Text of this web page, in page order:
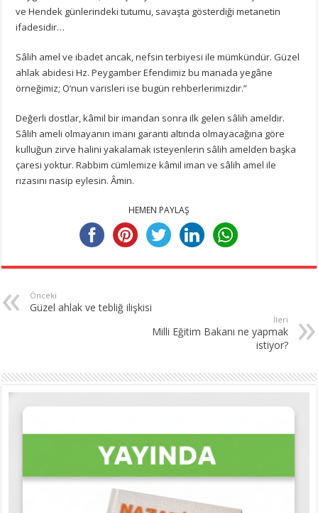
ve Hendek günlerindeki tutumu, savaşta gösterdiği metanetin
ifadesidir…
Sâlih amel ve ibadet ancak, nefsin terbiyesi ile mümkündür. Güzel
ahlak abidesi Hz. Peygamber Efendimiz bu manada yegâne
örneğimiz; O’nun varisleri ise bugün rehberlerimizdir.”
Değerli dostlar, kâmil bir imandan sonra ilk gelen sâlih ameldir.
Sâlih ameli olmayanın imanı garanti altında olmayacağına göre
kulluğun zirve halini yakalamak isteyenlerin sâlih amelden başka
çaresi yoktur. Rabbim cümlemize kâmil iman ve sâlih amel ile
rızasını nasip eylesin. Âmin.
HEMEN PAYLAŞ
Önceki
Güzel ahlak ve tebliğ ilişkisi
İleri
Milli Eğitim Bakanı ne yapmak
istiyor?